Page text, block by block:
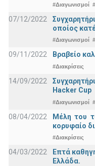
#Διαγωνισμοί
07/12/2022
οποίος
#Διαγωνισμοί
09/11/2022 Βραβείο
#Διακρίσεις
14/09/2022
Hacker Cup
#Διαγωνισμοί
08/04/2022
Μέλη του
κορυφαίο
#Διακρίσεις
04/03/2022
Επτά
Ελλάδα.